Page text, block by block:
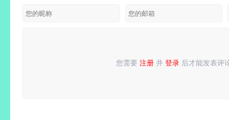
您需要 注册 并 登录 后才能发表评
请登录或 注册后再发表评论！